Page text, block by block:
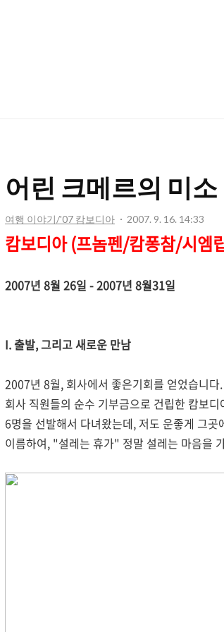
어린 크메르의 미
여행 이야기/'07 캄보디아 2007. 9. 16. 14:33
캄보디아 (프놈펜/캄퐁참/시엠
2007년 8월 26일 - 2007년 8월31일
I. 출발, 그리고 새로운 만남
2007년 8월, 회사에서 좋은기회를 얻었습니다.
회사 직원들의 순수 기부금으로 건립한 캄보
6명을 선발해서 다녀왔는데, 저도 운좋게 그
이름하여, "설레는 휴가" 정말 설레는 마음을